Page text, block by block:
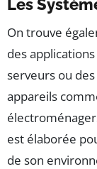
Les
On trouve
des
serveurs ou
appareils
est élaborée
de son